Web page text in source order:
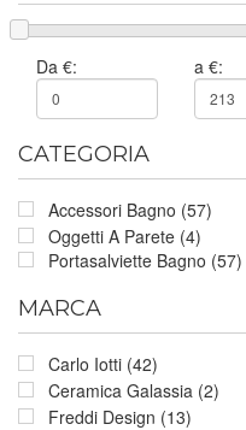
Da €: a €:
CATEGORIA
Accessori Bagno (57)
Oggetti A Parete (4)
Portasalviette Bagno (57)
MARCA
Carlo Iotti (42)
Ceramica Galassia (2)
Freddi Design (13)